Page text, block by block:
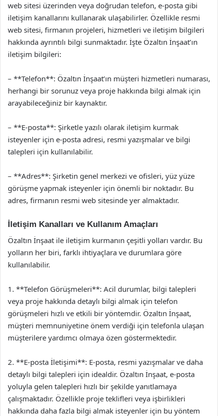
web sitesi üzerinden veya doğrudan telefon, e-posta gibi
iletişim kanallarını kullanarak ulaşabilirler. Özellikle resmi
web sitesi, firmanın projeleri, hizmetleri ve iletişim bilgileri
hakkında ayrıntılı bilgi sunmaktadır. İşte Özaltın İnşaat’ın
iletişim bilgileri:
– **Telefon**: Özaltın İnşaat’ın müşteri hizmetleri numarası,
herhangi bir sorunuz veya proje hakkında bilgi almak için
arayabileceğiniz bir kaynaktır.
– **E-posta**: Şirketle yazılı olarak iletişim kurmak
isteyenler için e-posta adresi, resmi yazışmalar ve bilgi
talepleri için kullanılabilir.
– **Adres**: Şirketin genel merkezi ve ofisleri, yüz yüze
görüşme yapmak isteyenler için önemli bir noktadır. Bu
adres, firmanın resmi web sitesinde yer almaktadır.
İletişim Kanalları ve Kullanım Amaçları
Özaltın İnşaat ile iletişim kurmanın çeşitli yolları vardır. Bu
yolların her biri, farklı ihtiyaçlara ve durumlara göre
kullanılabilir.
1. **Telefon Görüşmeleri**: Acil durumlar, bilgi talepleri
veya proje hakkında detaylı bilgi almak için telefon
görüşmeleri hızlı ve etkili bir yöntemdir. Özaltın İnşaat,
müşteri memnuniyetine önem verdiği için telefonla ulaşan
müşterilere yardımcı olmaya özen göstermektedir.
2. **E-posta İletişimi**: E-posta, resmi yazışmalar ve daha
detaylı bilgi talepleri için idealdir. Özaltın İnşaat, e-posta
yoluyla gelen talepleri hızlı bir şekilde yanıtlamaya
çalışmaktadır. Özellikle proje teklifleri veya işbirlikleri
hakkında daha fazla bilgi almak isteyenler için bu yöntem